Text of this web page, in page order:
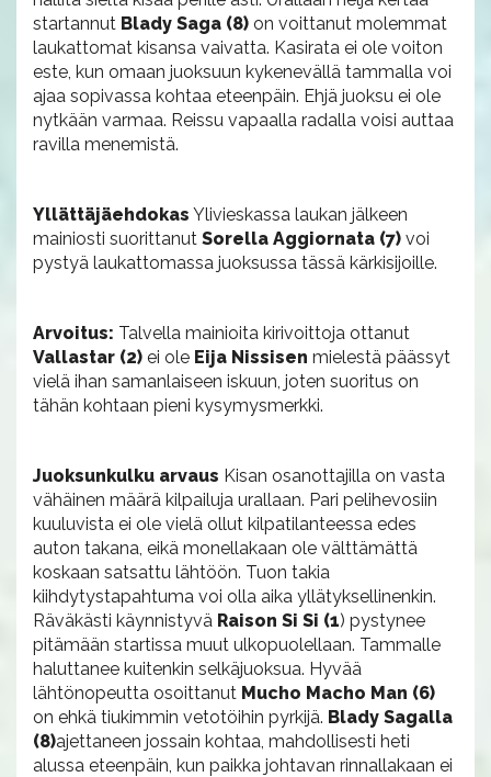
startannut Blady Saga (8) on voittanut molemmat
laukattomat kisansa vaivatta. Kasirata ei ole voiton
este, kun omaan juoksuun kykenevällä tammalla voi
ajaa sopivassa kohtaa eteenpäin. Ehjä juoksu ei ole
nytkään varmaa. Reissu vapaalla radalla voisi auttaa
ravilla menemistä.
Yllättäjäehdokas Ylivieskassa laukan jälkeen
mainiosti suorittanut Sorella Aggiornata (7) voi
pystyä laukattomassa juoksussa tässä kärkisijoille.
Arvoitus: Talvella mainioita kirivoittoja ottanut
Vallastar (2) ei ole Eija Nissisen mielestä päässyt
vielä ihan samanlaiseen iskuun, joten suoritus on
tähän kohtaan pieni kysymysmerkki.
Juoksunkulku arvaus Kisan osanottajilla on vasta
vähäinen määrä kilpailuja urallaan. Pari pelihevosiin
kuuluvista ei ole vielä ollut kilpatilanteessa edes
auton takana, eikä monellakaan ole välttämättä
koskaan satsattu lähtöön. Tuon takia
kiihdytystapahtuma voi olla aika yllätyksellinenkin.
Räväkästi käynnistyvä Raison Si Si (1) pystynee
pitämään startissa muut ulkopuolellaan. Tammalle
haluttanee kuitenkin selkäjuoksua. Hyvää
lähtönopeutta osoittanut Mucho Macho Man (6)
on ehkä tiukimmin vetotöihin pyrkijä. Blady Sagalla
(8)ajettaneen jossain kohtaa, mahdollisesti heti
alussa eteenpäin, kun paikka johtavan rinnallakaan ei